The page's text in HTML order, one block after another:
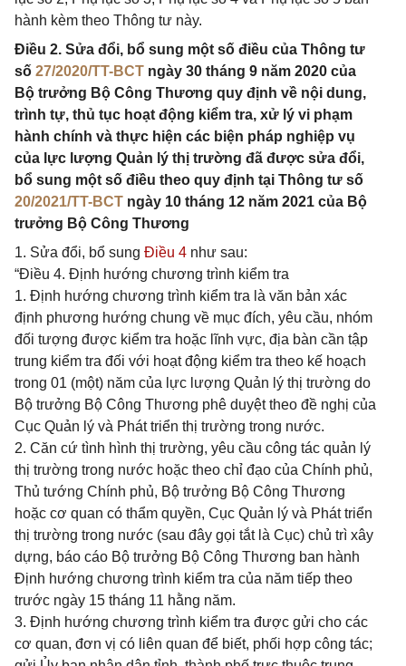
hành kèm theo Thông tư này.
Điều 2. Sửa đổi, bổ sung một số điều của Thông tư
số 27/2020/TT-BCT ngày 30 tháng 9 năm 2020 của
Bộ trưởng Bộ Công Thương quy định về nội dung,
trình tự, thủ tục hoạt động kiểm tra, xử lý vi phạm
hành chính và thực hiện các biện pháp nghiệp vụ
của lực lượng Quản lý thị trường đã được sửa đổi,
bổ sung một số điều theo quy định tại Thông tư số
20/2021/TT-BCT ngày 10 tháng 12 năm 2021 của Bộ
trưởng Bộ Công Thương
1. Sửa đổi, bổ sung Điều 4 như sau:
“Điều 4. Định hướng chương trình kiểm tra
1. Định hướng chương trình kiểm tra là văn bản xác
định phương hướng chung về mục đích, yêu cầu, nhóm
đối tượng được kiểm tra hoặc lĩnh vực, địa bàn cần tập
trung kiểm tra đối với hoạt động kiểm tra theo kế hoạch
trong 01 (một) năm của lực lượng Quản lý thị trường do
Bộ trưởng Bộ Công Thương phê duyệt theo đề nghị của
Cục Quản lý và Phát triển thị trường trong nước.
2. Căn cứ tình hình thị trường, yêu cầu công tác quản lý
thị trường trong nước hoặc theo chỉ đạo của Chính phủ,
Thủ tướng Chính phủ, Bộ trưởng Bộ Công Thương
hoặc cơ quan có thẩm quyền, Cục Quản lý và Phát triển
thị trường trong nước (sau đây gọi tắt là Cục) chủ trì xây
dựng, báo cáo Bộ trưởng Bộ Công Thương ban hành
Định hướng chương trình kiểm tra của năm tiếp theo
trước ngày 15 tháng 11 hằng năm.
3. Định hướng chương trình kiểm tra được gửi cho các
cơ quan, đơn vị có liên quan để biết, phối hợp công tác;